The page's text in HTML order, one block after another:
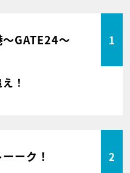
～GATE24～ 1
！
ーク！ 2